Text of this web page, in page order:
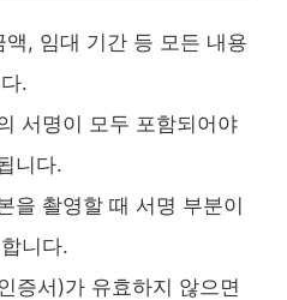
액, 임대 기간 등 모든 내용
.
서명이 모두 포함되어야
니다.
을 촬영할 때 서명 부분이
니다.
증서)가 유효하지 않으면